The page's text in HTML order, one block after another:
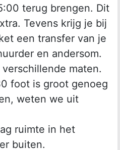
terug brengen. Dit
Tevens krijg je bij
een transfer van je
en andersom.
maten.
foot is groot genoeg
weten we uit
ruimte in het
buiten.